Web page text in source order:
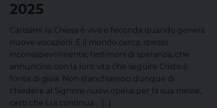
2025
Carissimi, la Chiesa è viva e feconda quando genera
nuove vocazioni. E il mondo cerca, spesso
inconsapevolmente, testimoni di speranza, che
annuncino con la loro vita che seguire Cristo è
fonte di gioia. Non stanchiamoci dunque di
chiedere al Signore nuovi operai per la sua messe,
certi che Lui continua… [...]